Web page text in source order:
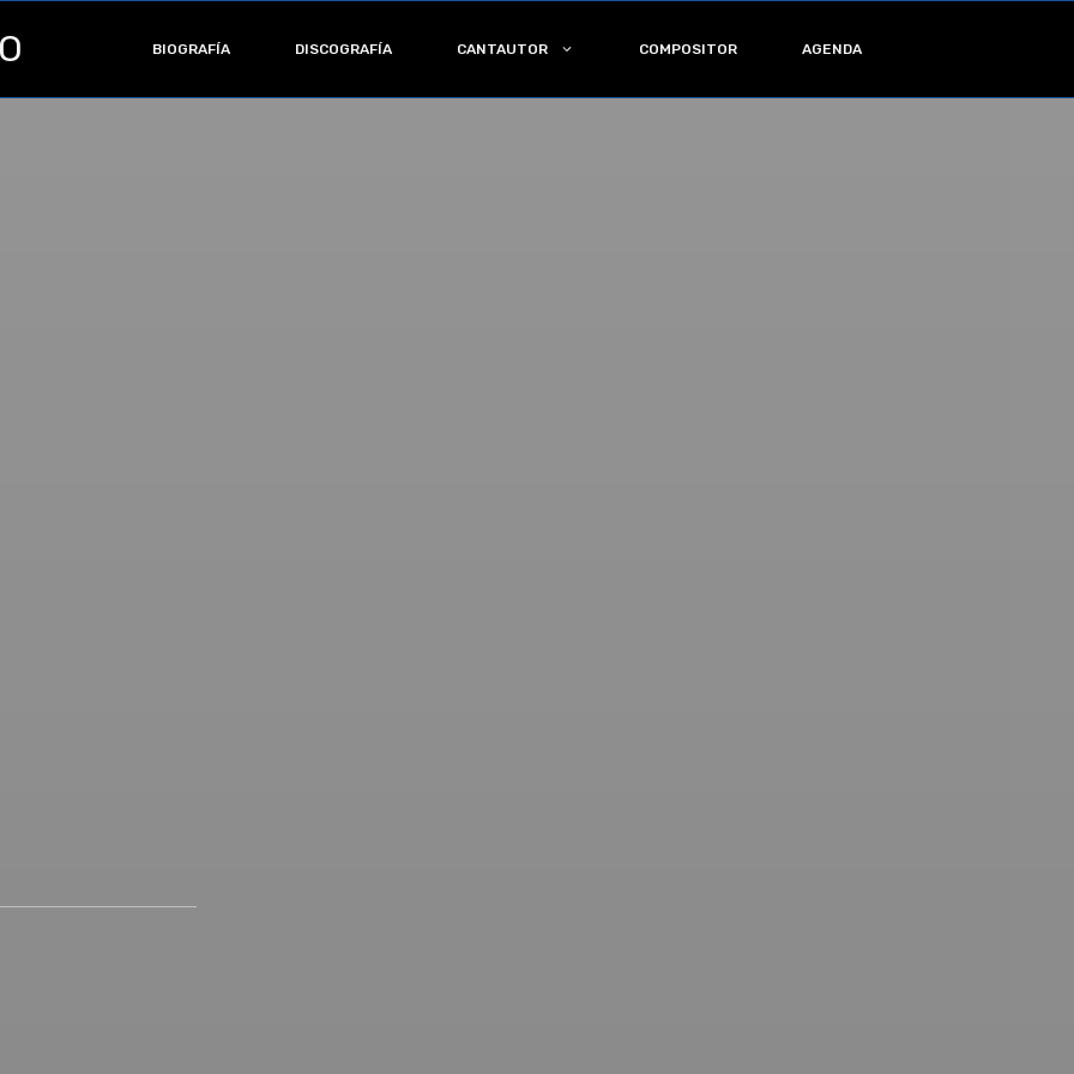
BIOGRAFÍA DISCOGRAFÍA CANTAUTOR COMPOSITOR AGENDA